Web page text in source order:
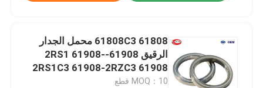
اتصل بنا
61808 61808C3 محمل الجدار
الرقيق 61908-2RS1 61908-
2RS1C3 61908-2RZC3 61908
2RZ
MOQ：10 قطع